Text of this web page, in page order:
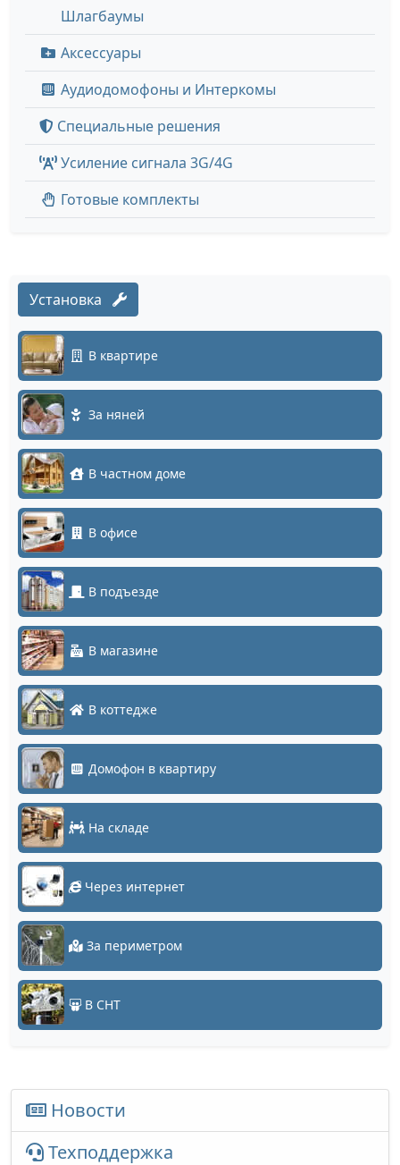
Шлагбаумы
Аксессуары
Аудиодомофоны и Интеркомы
Специальные решения
Усиление сигнала 3G/4G
Готовые комплекты
Установка
В квартире
За няней
В частном доме
В офисе
В подъезде
В магазине
В коттедже
Домофон в квартиру
На складе
Через интернет
За периметром
В СНТ
Новости
Техподдержка